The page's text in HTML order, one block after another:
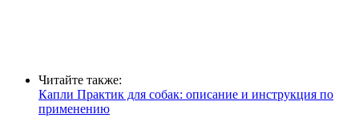
Читайте также:
Капли Практик для собак: описание и инструкция по
применению